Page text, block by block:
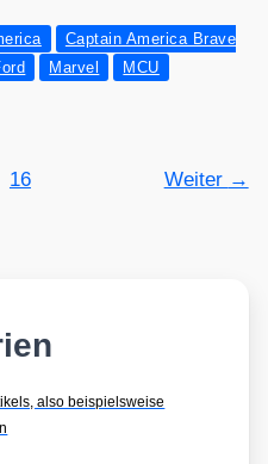
Captain America Brave
Marvel
MCU
16 Weiter →
also beispielsweise